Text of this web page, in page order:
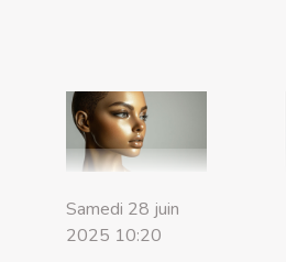
Samedi 28 juin
2025 10:20